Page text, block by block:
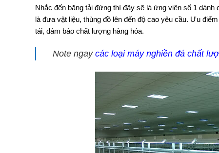
Nhắc đến băng tải đứng thì đây sẽ là ứng viên số 1 dành
là đưa vật liệu, thùng đồ lên đến độ cao yêu cầu. Ưu
tải, đảm bảo chất lượng hàng hóa.
Note ngay các loại máy nghiền đá chất